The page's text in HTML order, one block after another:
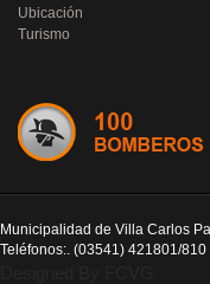
Ubicación
Turismo
Municipalidad de Villa Carlos
Teléfonos:. (03541) 421801/